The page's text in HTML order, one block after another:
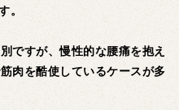
。
ですが、慢性的な腰痛を抱え
肉を酷使しているケースが多